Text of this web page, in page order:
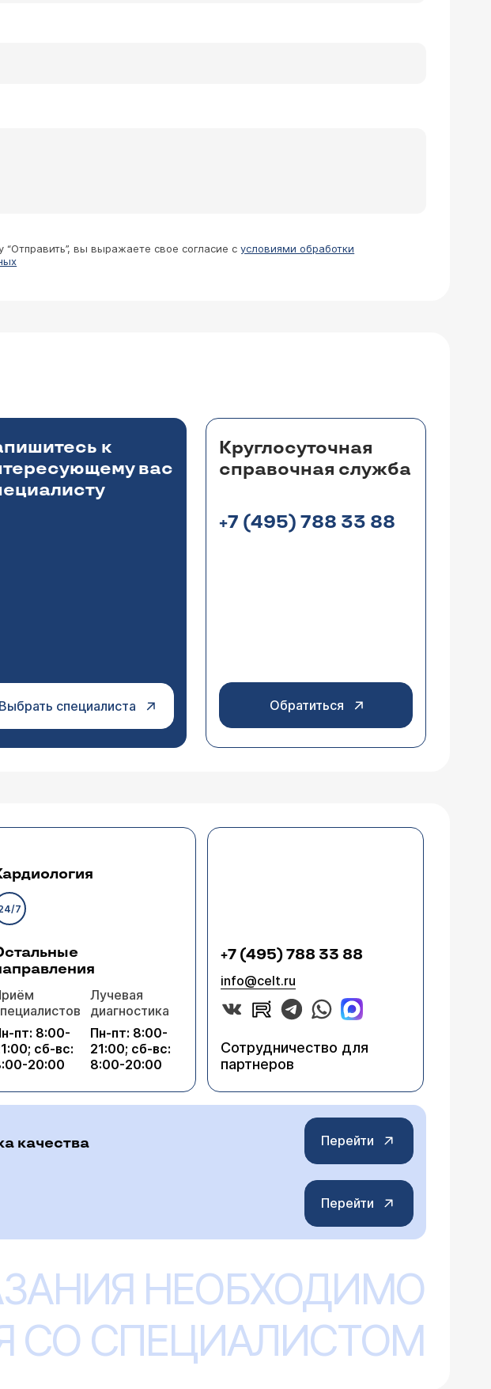
“Отправить”, вы выражаете свое согласие сусловиями обработки
к
вас
Выбрать специалиста
Круглосуточная
справочная служба
+7 (495) 788 33 88
Обратиться
7
пт: 8:00-
сб-вс:
20:00
Лучевая
диагностика
Пн-пт: 8:00-
21:00; сб-вс:
8:00-20:00
+7 (495) 788 33 88
info@celt.ru
Сотрудничество для
партнеров
качества Перейти
Перейти
НЕОБХОДИМО
СО СПЕЦИАЛИСТОМ